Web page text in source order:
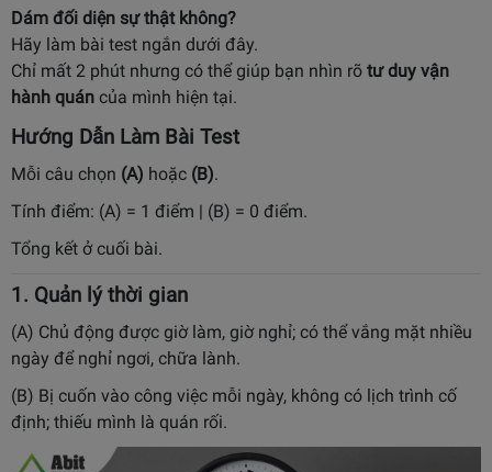
Dám đối diện sự thật không?
Hãy làm bài test ngắn dưới đây.
Chỉ mất 2 phút nhưng có thể giúp bạn nhìn rõ tư duy vận
hành quán của mình hiện tại.
Hướng Dẫn Làm Bài Test
Mỗi câu chọn (A) hoặc (B).
Tính điểm: (A) = 1 điểm | (B) = 0 điểm.
Tổng kết ở cuối bài.
1. Quản lý thời gian
(A) Chủ động được giờ làm, giờ nghỉ; có thể vắng mặt nhiều
ngày để nghỉ ngơi, chữa lành.
(B) Bị cuốn vào công việc mỗi ngày, không có lịch trình cố
định; thiếu mình là quán rối.